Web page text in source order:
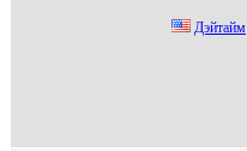
Дэйтайм